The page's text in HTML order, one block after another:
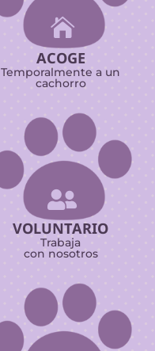

ACOGE
Temporalmente a un
cachorro

VOLUNTARIO
Trabaja
con nosotros